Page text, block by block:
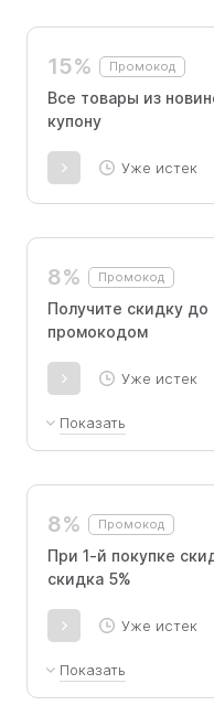
суммируется с
15% Промокод
Все товары из
купону
Уже истек
8% Промокод
Получите скидку
промокодом
Уже истек
Показать
8% Промокод
При 1-й покупке
скидка 5%
Уже истек
Показать